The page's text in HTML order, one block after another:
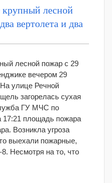
лесной
вертолета и два
лесной пожар с 29
вечером 29
улице Речной
загорелась сухая
ГУ МЧС по
17:21 площадь пожара
Возникла угроза
выехали пожарные,
Несмотря на то, что